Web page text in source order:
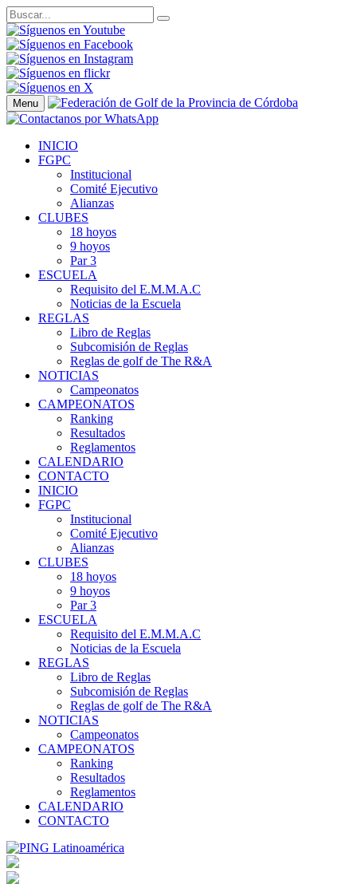
Menu
INICIO
FGPC
Institucional
Comité Ejecutivo
Alianzas
CLUBES
18 hoyos
9 hoyos
Par 3
ESCUELA
Requisito del E.M.M.A.C
Noticias de la Escuela
REGLAS
Libro de Reglas
Subcomisión de Reglas
Reglas de golf de The R&A
NOTICIAS
Campeonatos
CAMPEONATOS
Ranking
Resultados
Reglamentos
CALENDARIO
CONTACTO
INICIO
FGPC
Institucional
Comité Ejecutivo
Alianzas
CLUBES
18 hoyos
9 hoyos
Par 3
ESCUELA
Requisito del E.M.M.A.C
Noticias de la Escuela
REGLAS
Libro de Reglas
Subcomisión de Reglas
Reglas de golf de The R&A
NOTICIAS
Campeonatos
CAMPEONATOS
Ranking
Resultados
Reglamentos
CALENDARIO
CONTACTO